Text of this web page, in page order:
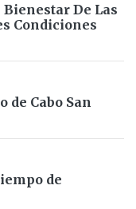
De Las
Condiciones
Cabo San
de